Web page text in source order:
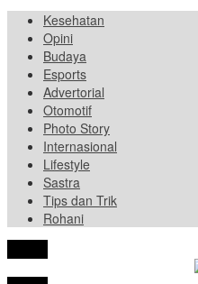
Kesehatan
Opini
Budaya
Esports
Advertorial
Otomotif
Photo Story
Internasional
Lifestyle
Sastra
Tips dan Trik
Rohani